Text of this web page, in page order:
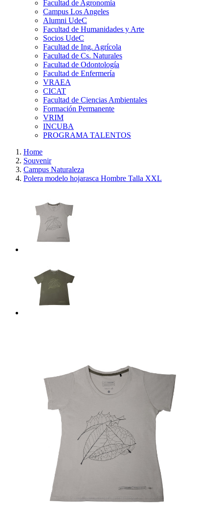
Facultad de Agronomía
Campus Los Angeles
Alumni UdeC
Facultad de Humanidades y Arte
Socios UdeC
Facultad de Ing. Agrícola
Facultad de Cs. Naturales
Facultad de Odontología
Facultad de Enfermería
VRAEA
CICAT
Facultad de Ciencias Ambientales
Formación Permanente
VRIM
INCUBA
PROGRAMA TALENTOS
Home
Souvenir
Campus Naturaleza
Polera modelo hojarasca Hombre Talla XXL